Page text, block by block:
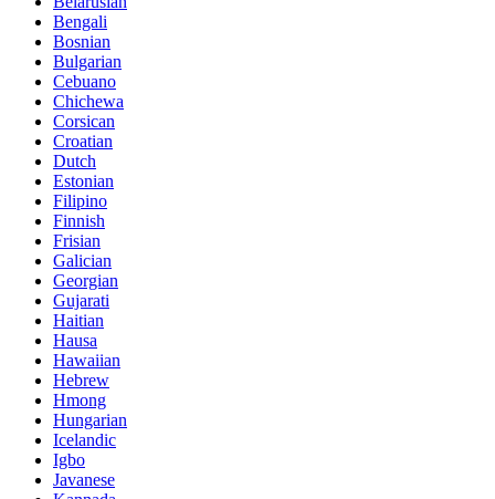
Bengali
Bosnian
Bulgarian
Cebuano
Chichewa
Corsican
Croatian
Dutch
Estonian
Filipino
Finnish
Frisian
Galician
Georgian
Gujarati
Haitian
Hausa
Hawaiian
Hebrew
Hmong
Hungarian
Icelandic
Igbo
Javanese